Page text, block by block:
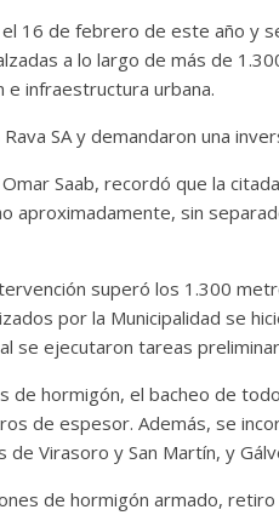
16 de febrero de este año y
a lo largo de más de
infraestructura urbana.
SA y demandaron una
Saab, recordó que la
aproximadamente, sin
superó los 1.300
por la Municipalidad se
se ejecutaron tareas
de hormigón, el bacheo de
de espesor. Además, se
Virasoro y San Martín, y
de hormigón armado,